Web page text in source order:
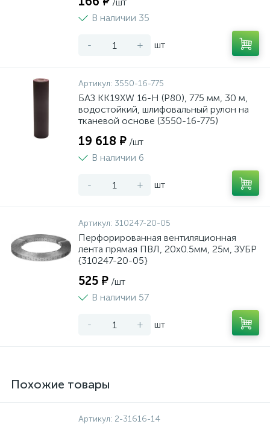
В наличии 35
- + шт
Артикул: 3550-16-775
БАЗ KK19XW 16-H (Р80), 775 мм, 30 м,
водостойкий, шлифовальный рулон на
тканевой основе (3550-16-775)
19 618 ₽ /шт
В наличии 6
- + шт
Артикул: 310247-20-05
Перфорированная вентиляционная
лента прямая ПВЛ, 20х0.5мм, 25м, ЗУБР
{310247-20-05}
525 ₽ /шт
В наличии 57
- + шт
Похожие товары
Артикул: 2-31616-14